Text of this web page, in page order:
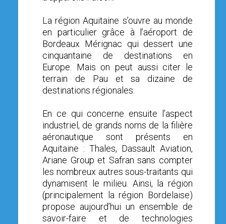
La région Aquitaine s’ouvre au monde
en particulier grâce à l’aéroport de
Bordeaux Mérignac qui dessert une
cinquantaine de destinations en
Europe. Mais on peut aussi citer le
terrain de Pau et sa dizaine de
destinations régionales.
En ce qui concerne ensuite l’aspect
industriel, de grands noms de la filière
aéronautique sont présents en
Aquitaine : Thales, Dassault Aviation,
Ariane Group et Safran sans compter
les nombreux autres sous-traitants qui
dynamisent le milieu. Ainsi, la région
(principalement la région Bordelaise)
propose aujourd’hui un ensemble de
savoir-faire et de technologies